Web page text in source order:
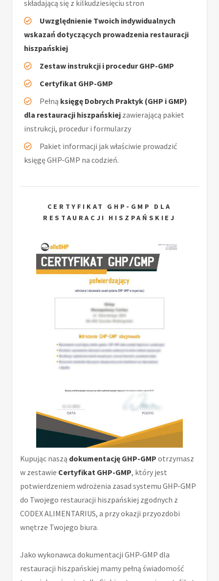
składającą się z kilkudziesięciu stron
Uwzględnienie Twoich indywidualnych
wskazań dotyczących prowadzenia restauracji
hiszpańskiej
Zestaw instrukcji i procedur GHP-GMP
Certyfikat GHP-GMP
Pełną księgę Dobrych Praktyk (GHP i GMP)
dla restauracji hiszpańskiej zawierającą pakiet
instrukcji, procedur i formularzy
Pakiet informacji jak właściwie prowadzić
księgę GHP-GMP na codzień.
CERTYFIKAT GHP-GMP DLA
RESTAURACJI HISZPAŃSKIEJ
Kupując naszą dokumentację GHP-GMP otrzymasz
w zestawie Certyfikat GHP-GMP, który jest
potwierdzeniem wdrożenia zasad systemu GHP-GMP
do Twojego restauracji hiszpańskiej zgodnych z
CODEX ALIMENTARIUS, a przy okazji przyozdobi
wnętrze Twojego biura.
Jako wykonawca dokumentacji GHP-GMP dla
restauracji hiszpańskiej mamy pełną świadomość